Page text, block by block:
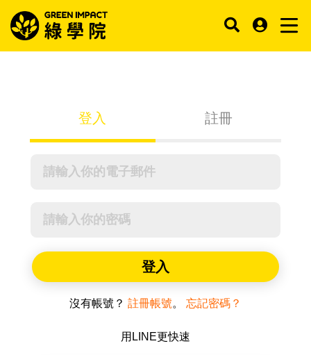
登入 註冊
登入
沒有帳號？ 註冊帳號。 忘記密碼？
用LINE更快速